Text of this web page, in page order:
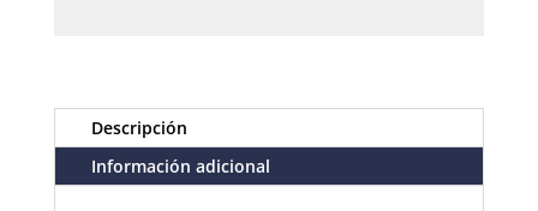
Descripción
Información adicional